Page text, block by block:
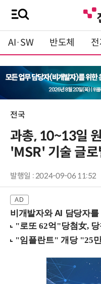
AI·SW 반도체
전국
과총, 10~13일
'MSR' 기술 글로
발행일 : 2024-09-06 11:52
비개발자와 AI 담당자를 위한 하네